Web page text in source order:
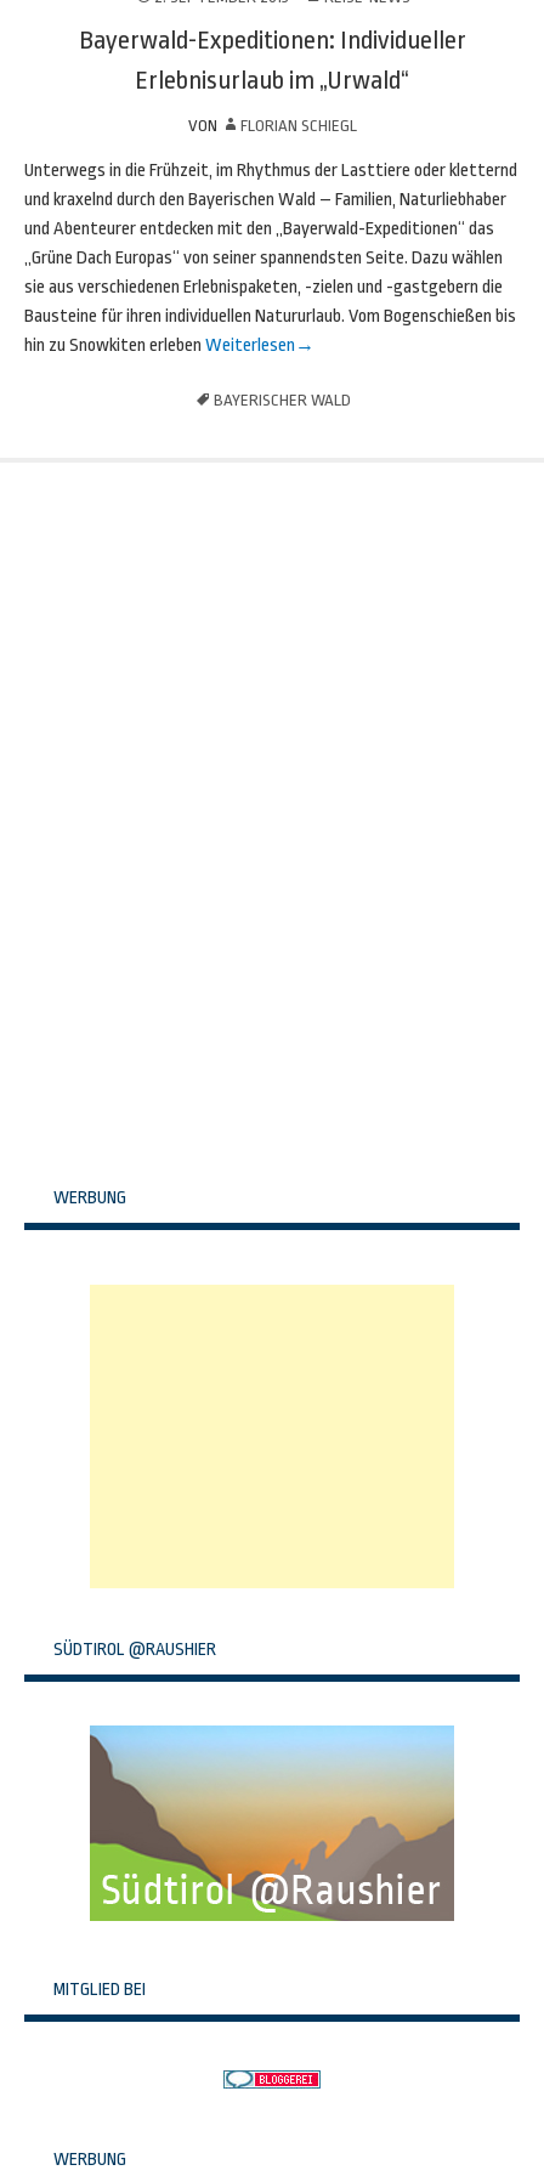
Bayerwald-Expeditionen: Individueller
Erlebnisurlaub im „Urwald“
VON FLORIAN SCHIEGL
Unterwegs in die Frühzeit, im Rhythmus der Lasttiere oder kletternd
und kraxelnd durch den Bayerischen Wald – Familien, Naturliebhaber
und Abenteurer entdecken mit den „Bayerwald-Expeditionen“ das
„Grüne Dach Europas“ von seiner spannendsten Seite. Dazu wählen
sie aus verschiedenen Erlebnispaketen, -zielen und -gastgebern die
Bausteine für ihren individuellen Natururlaub. Vom Bogenschießen bis
hin zu Snowkiten erleben Weiterlesen →
BAYERISCHER WALD
WERBUNG
SÜDTIROL @RAUSHIER
MITGLIED BEI
WERBUNG